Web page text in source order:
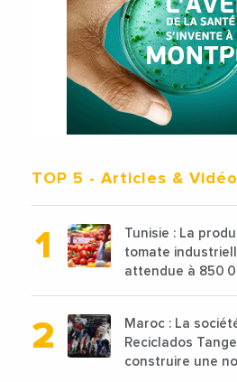
TOP 5 - Articles &
Tunisie : La
tomate
attendue à 850
Maroc : La
Reciclados
construire une